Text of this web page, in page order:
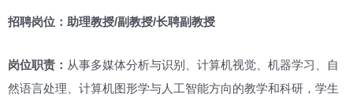
招聘岗位：助理教授/副教授/长聘副教授
岗位职责： 从事多媒体分析与识别、计算机视觉、机器学习、自
然语言处理、计算机图形学与人工智能方向的教学和科研，学生